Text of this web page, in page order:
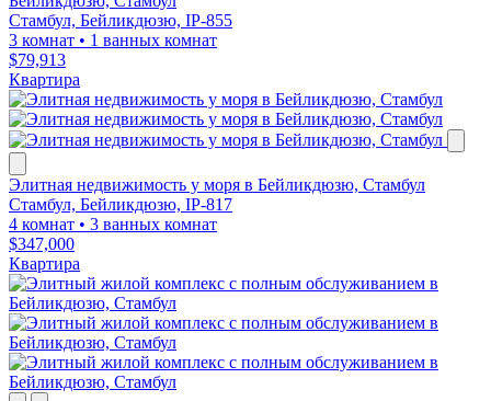
Стамбул, Бейликдюзю, IP-855
3 комнат • 1 ванных комнат
$79,913
Квартира
Элитная недвижимость у моря в Бейликдюзю, Стамбул
Стамбул, Бейликдюзю, IP-817
4 комнат • 3 ванных комнат
$347,000
Квартира